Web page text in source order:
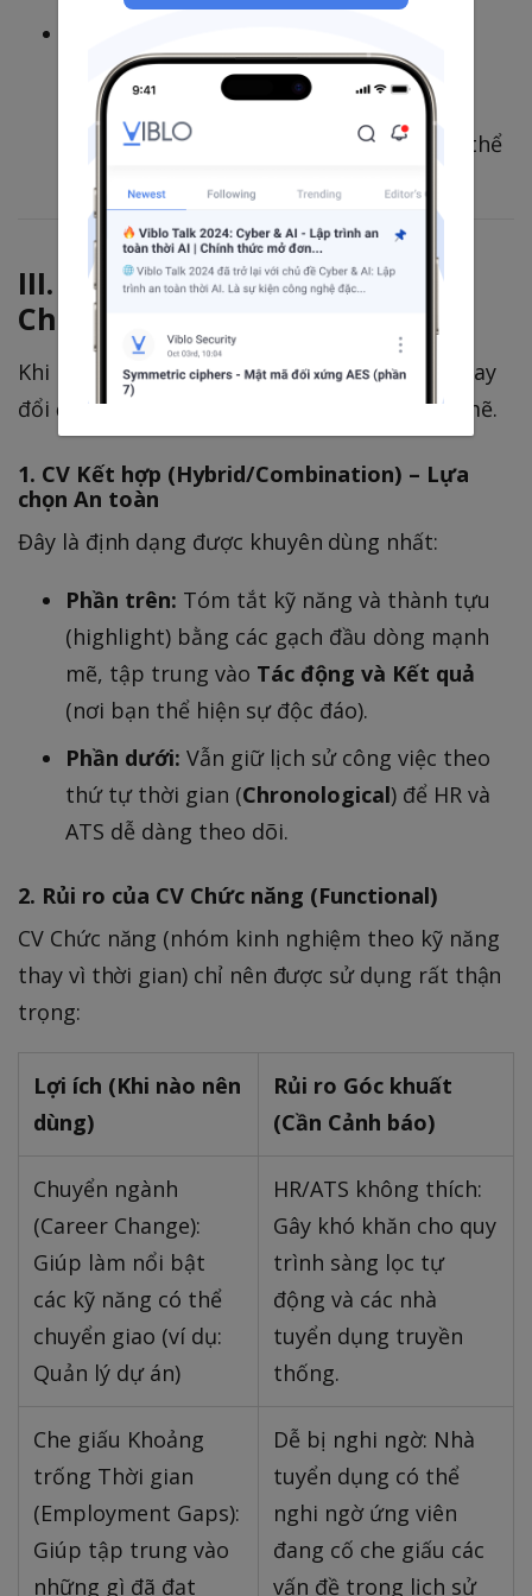
Ví dụ: “Làm việc trực tiếp với nhóm Kinh
doanh để chuyển đổi các yêu cầu kinh
doanh mơ hồ thành
20 User Stories
có thể
triển khai được.”
III. Chiến lược phá vỡ mô típ:
Chọn định dạng CV
Khi kinh nghiệm làm việc có vẻ lặp lại, việc thay
đổi định dạng CV là một chiến thuật mạnh mẽ.
1. CV Kết hợp (Hybrid/Combination) – Lựa
chọn An toàn
Đây là định dạng được khuyên dùng nhất:
Phần trên: Tóm tắt kỹ năng và thành tựu
(highlight) bằng các gạch đầu dòng mạnh
mẽ, tập trung vào Tác động và Kết quả
(nơi bạn thể hiện sự độc đáo).
Phần dưới: Vẫn giữ lịch sử công việc theo
thứ tự thời gian (Chronological) để HR và
ATS dễ dàng theo dõi.
2. Rủi ro của CV Chức năng (Functional)
CV Chức năng (nhóm kinh nghiệm theo kỹ năng
thay vì thời gian) chỉ nên được sử dụng rất thận
trọng:
Lợi ích (Khi nào nên
dùng)
Rủi ro Góc khuất
(Cần Cảnh báo)
Chuyển ngành
(Career Change):
Giúp làm nổi bật
các kỹ năng có thể
chuyển giao (ví dụ:
Quản lý dự án)
HR/ATS không thích:
Gây khó khăn cho quy
trình sàng lọc tự
động và các nhà
tuyển dụng truyền
thống.
Che giấu Khoảng
trống Thời gian
(Employment Gaps):
Giúp tập trung vào
những gì đã đạt
Dễ bị nghi ngờ: Nhà
tuyển dụng có thể
nghi ngờ ứng viên
đang cố che giấu các
vấn đề trong lịch sử